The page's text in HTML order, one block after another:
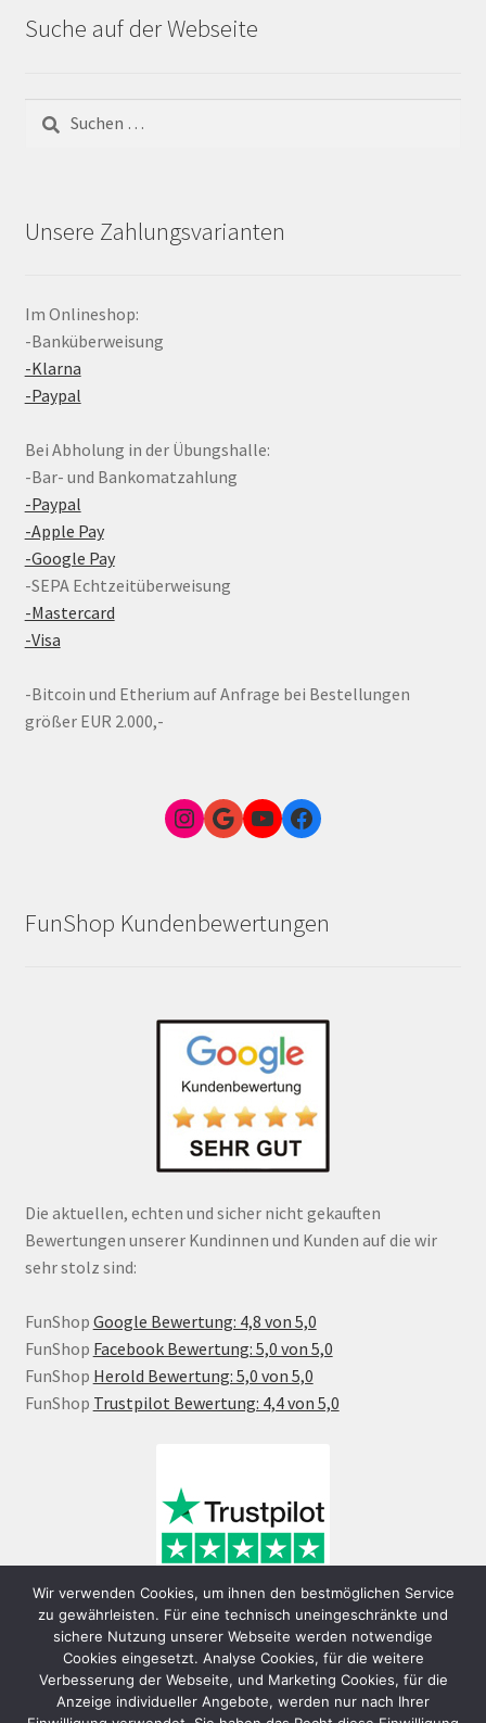
Suche auf der Webseite
nach:
Unsere Zahlungsvarianten
Im Onlineshop:
-Banküberweisung
-Klarna
-Paypal
Bei Abholung in der Übungshalle:
-Bar- und Bankomatzahlung
-Paypal
-Apple Pay
-Google Pay
-SEPA Echtzeitüberweisung
-Mastercard
-Visa
-Bitcoin und Etherium auf Anfrage bei Bestellungen
größer EUR 2.000,-
Instagram
Google Link zum FunShop WienYouTubeFacebook
FunShop Kundenbewertungen
Die aktuellen, echten und sicher nicht gekauften
Bewertungen unserer Kundinnen und Kunden auf die wir
sehr stolz sind:
FunShop Google Bewertung: 4,8 von 5,0
FunShop Facebook Bewertung: 5,0 von 5,0
FunShop Herold Bewertung: 5,0 von 5,0
FunShop Trustpilot Bewertung: 4,4 von 5,0
Wir verwenden Cookies, um ihnen den bestmöglichen Service
zu gewährleisten. Für eine technisch uneingeschränkte und
sichere Nutzung unserer Webseite werden notwendige
Cookies eingesetzt. Analyse Cookies, für die weitere
Verbesserung der Webseite, und Marketing Cookies, für die
Anzeige individueller Angebote, werden nur nach Ihrer